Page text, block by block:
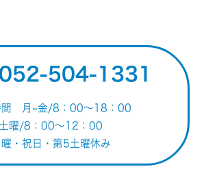
052-504-1331
間 月~金/8：00～18：00
土曜/8：00～12：00
曜・祝日・第5土曜休み